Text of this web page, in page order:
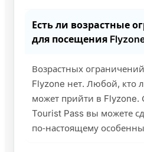
Есть ли возрастные
для посещения
Возрастных
Flyzone нет. Любой, кто
может прийти в
Tourist Pass вы можете
по‑настоящему